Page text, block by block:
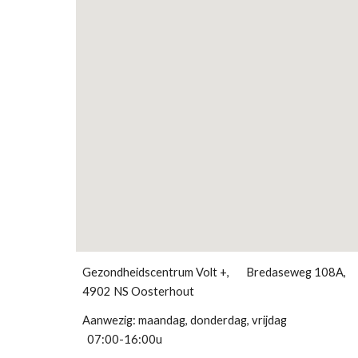
Gezondheidscentrum Volt +, Bredaseweg 108A,
4902 NS Oosterhout
Aanwezig: maandag, donderdag, vrijdag
07:00-16:00u